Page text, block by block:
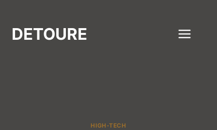
contenu
DETOURE
HIGH-TECH